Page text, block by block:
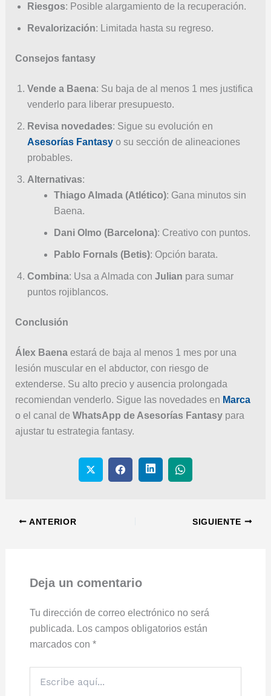
Riesgos: Posible alargamiento de la recuperación.
Revalorización: Limitada hasta su regreso.
Consejos fantasy
Vende a Baena: Su baja de al menos 1 mes justifica
venderlo para liberar presupuesto.
Revisa novedades: Sigue su evolución en
Asesorías Fantasyo su sección de alineaciones
probables.
Alternativas:
Thiago Almada (Atlético): Gana minutos sin
Baena.
Dani Olmo (Barcelona): Creativo con puntos.
Pablo Fornals (Betis): Opción barata.
Combina: Usa a Almada con Julian para sumar
puntos rojiblancos.
Conclusión
Álex Baenaestará de baja al menos 1 mes por una
lesión muscular en el abductor, con riesgo de
extenderse. Su alto precio y ausencia prolongada
recomiendan venderlo. Sigue las novedades en Marca
o el canal de WhatsApp de Asesorías Fantasypara
ajustar tu estrategia fantasy.
ANTERIOR SIGUIENTE
Deja un comentario
Tu dirección de correo electrónico no será
publicada. Los campos obligatorios están
marcados con *
aquí...